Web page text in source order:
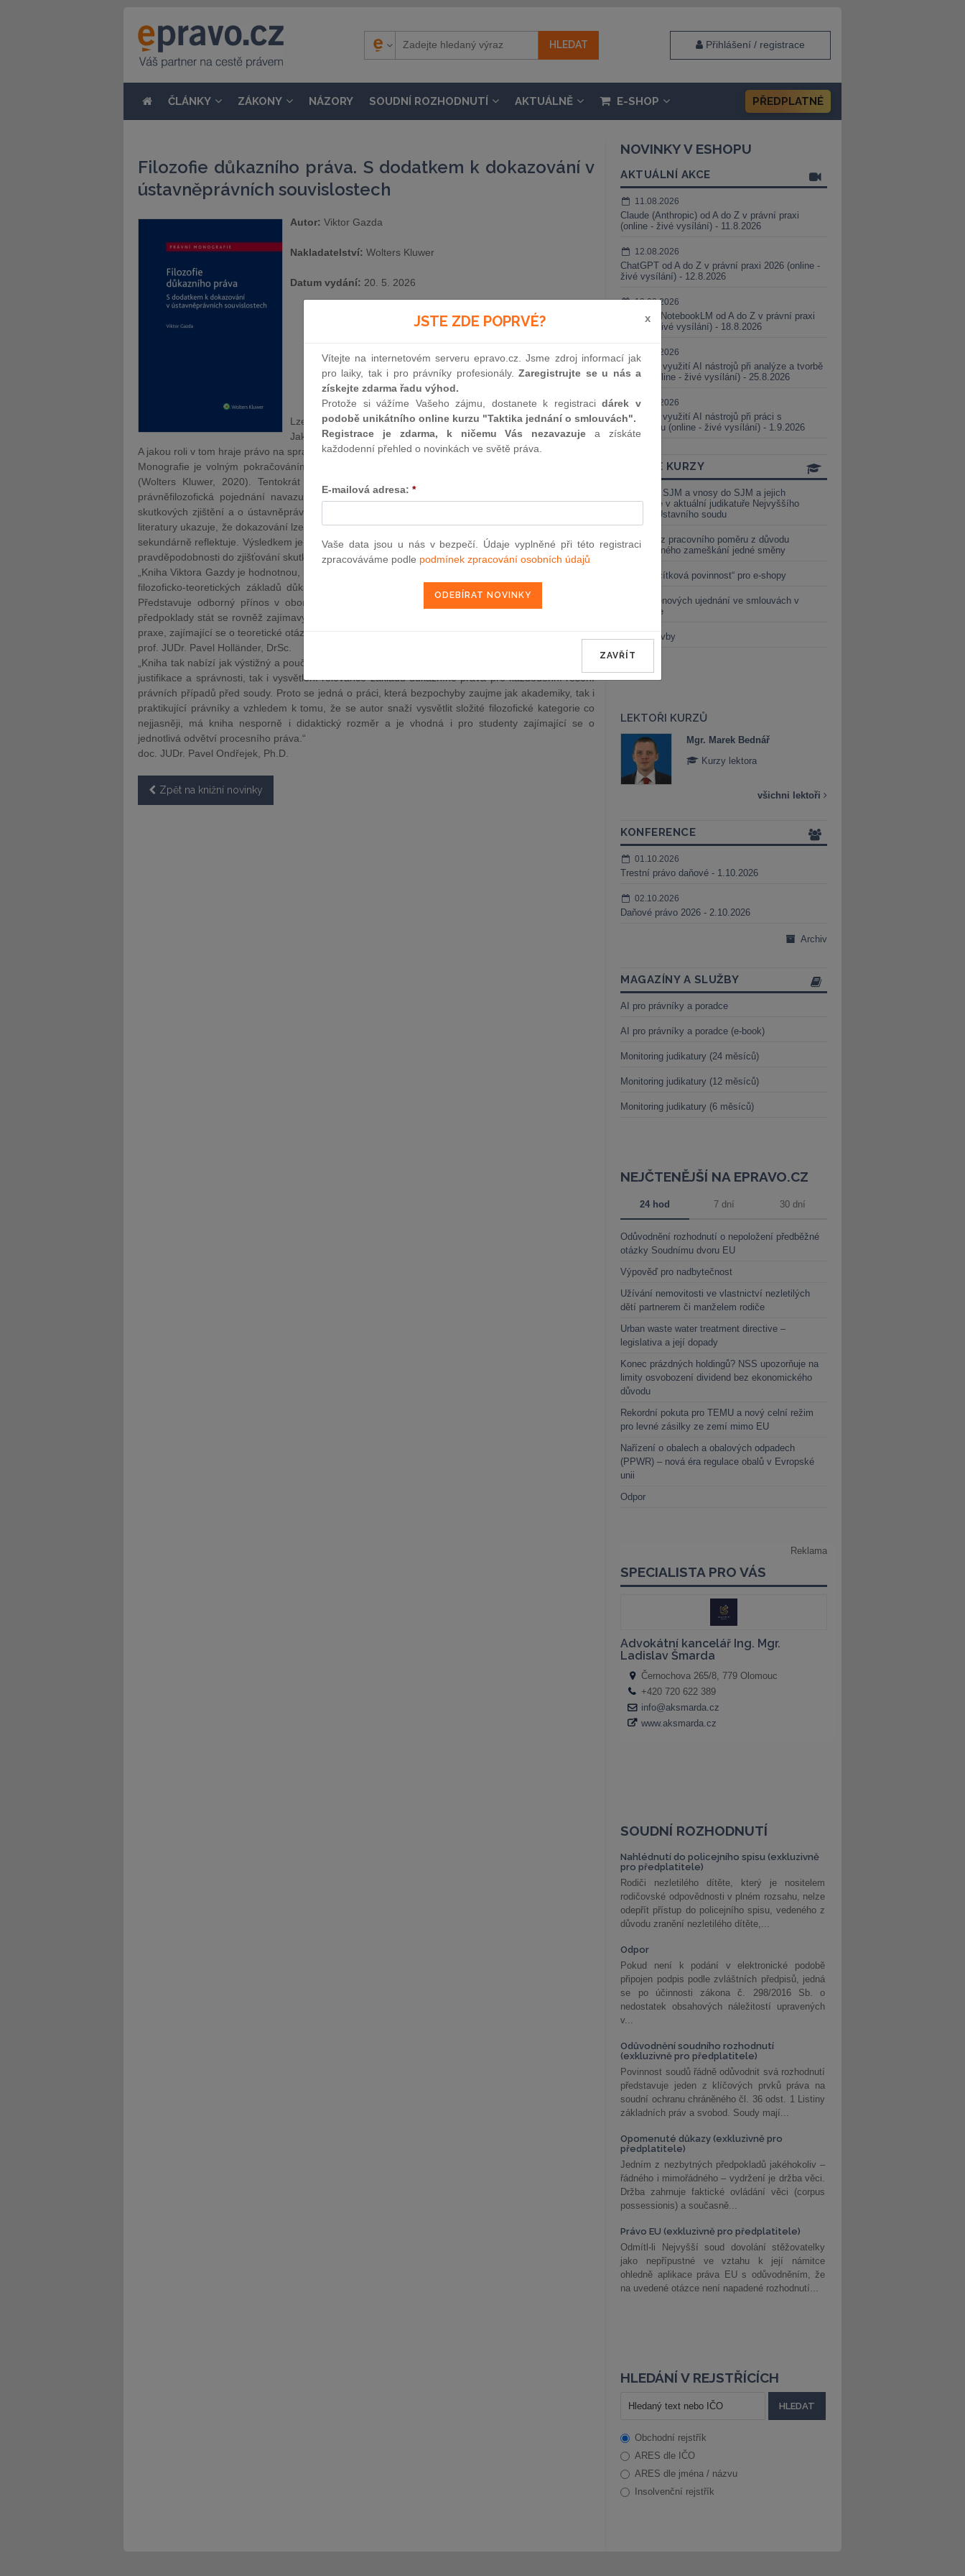
Přihlášení / registrace
ČLÁNKY ZÁKONY NÁZORY SOUDNÍ ROZHODNUTÍ AKTUÁLNĚ E-SHOP PŘEDPLATNÉ
Filozofie důkazního práva. S dodatkem k dokazování v
ústavněprávních souvislostech
Autor: Viktor Gazda
Nakladatelství: Wolters Kluwer
Datum vydání: 20. 5. 2026
KOUPIT
Lze pravděpodobnost skutkového stavu matematicky vyjádřit?
Jaké jsou principy skutkové argumentace a zdůvodňování důkazů?
A jakou roli v tom hraje právo na spravedlivý proces?
Monografie je volným pokračováním autorova knižního debutu Hledání pravdy v civilním procesu
(Wolters Kluwer, 2020). Tentokrát se soustředí na otázku, co je správné důkazní právo. Na
právněfilozofická pojednání navazují kapitoly o skutkové argumentaci, principech odůvodňování
skutkových zjištění a o ústavněprávním rozměru dokazování. Autor s podporou bohaté zahraniční
literatury ukazuje, že dokazování lze primárně vnímat jako epistemologický fenomén, který zákon až
sekundárně reflektuje. Výsledkem je nová teorie správnosti důkazu, která originálně začleňuje teorie
pravděpodobnosti do zjišťování skutkového stavu.
„Kniha Viktora Gazdy je hodnotnou, přínosnou publikací. Je apelem na nutnost vybudování hlubších
filozoficko-teoretických základů důkazního práva. Zároveň je napsána čtivým, poutavým stylem.
Představuje odborný přínos v oborech obecné teorie práva i práva procesního a má všechny
předpoklady stát se rovněž zajímavým titulem pro studenty právnických fakult i pro kolegy z právní
praxe, zajímající se o teoretické otázky oboru.“
prof. JUDr. Pavel Holländer, DrSc.
„Kniha tak nabízí jak výstižný a poučený exkurz k filozofickým kategoriím pravdy, pravděpodobnosti,
justifikace a správnosti, tak i vysvětlení relevance základů důkazního práva pro každodenní řešení
právních případů před soudy. Proto se jedná o práci, která bezpochyby zaujme jak akademiky, tak i
praktikující právníky a vzhledem k tomu, že se autor snaží vysvětlit složité filozofické kategorie co
nejjasněji, má kniha nesporně i didaktický rozměr a je vhodná i pro studenty zajímající se o
jednotlivá odvětví procesního práva.“
doc. JUDr. Pavel Ondřejek, Ph.D.
Zpět na knižní novinky
NOVINKY V ESHOPU
AKTUÁLNÍ AKCE
11.08.2026
Claude (Anthropic) od A do Z v právní praxi
(online - živé vysílání) - 11.8.2026
12.08.2026
ChatGPT od A do Z v právní praxi 2026 (online -
živé vysílání) - 12.8.2026
18.08.2026
Gemini a NotebookLM od A do Z v právní praxi
(online - živé vysílání) - 18.8.2026
25.08.2026
Praktické využití AI nástrojů při analýze a tvorbě
smluv (online - živé vysílání) - 25.8.2026
01.09.2026
Praktické využití AI nástrojů při práci s
judikaturou (online - živé vysílání) - 1.9.2026
ONLINE KURZY
Vnosy ze SJM a vnosy do SJM a jejich
valorizace v aktuální judikatuře Nejvyššího
soudu a Ústavního soudu
Výpověď z pracovního poměru z důvodu
neomluveného zameškání jedné směny
Nová „tlačítková povinnost“ pro e-shopy
Změna cenových ujednání ve smlouvách v
energetice
Černé stavby
LEKTOŘI KURZŮ
JUDr. Tomáš Nielsen
JUDr. Tomáš Sokol
Mgr. Marek Bednář
Kurzy lektora
všichni lektoři
KONFERENCE
01.10.2026
Trestní právo daňové - 1.10.2026
02.10.2026
Daňové právo 2026 - 2.10.2026
Archiv
MAGAZÍNY A SLUŽBY
AI pro právníky a poradce
AI pro právníky a poradce (e-book)
Monitoring judikatury (24 měsíců)
Monitoring judikatury (12 měsíců)
Monitoring judikatury (6 měsíců)
NEJČTENĚJŠÍ NA EPRAVO.CZ
24 hod 7 dní 30 dní
Odůvodnění rozhodnutí o nepoložení předběžné
otázky Soudnímu dvoru EU
Výpověď pro nadbytečnost
Užívání nemovitosti ve vlastnictví nezletilých
dětí partnerem či manželem rodiče
Urban waste water treatment directive –
legislativa a její dopady
Konec prázdných holdingů? NSS upozorňuje na
limity osvobození dividend bez ekonomického
důvodu
Rekordní pokuta pro TEMU a nový celní režim
pro levné zásilky ze zemí mimo EU
Nařízení o obalech a obalových odpadech
(PPWR) – nová éra regulace obalů v Evropské
unii
Odpor
SOUDNÍ ROZHODNUTÍ
Nahlédnutí do policejního spisu (exkluzivně
pro předplatitele)
Rodiči nezletilého dítěte, který je nositelem
rodičovské odpovědnosti v plném rozsahu, nelze
odepřít přístup do policejního spisu, vedeného z
důvodu zranění nezletilého dítěte,...
Odpor
Pokud není k podání v elektronické podobě
připojen podpis podle zvláštních předpisů, jedná
se po účinnosti zákona č. 298/2016 Sb. o
nedostatek obsahových náležitostí upravených
v...
Odůvodnění soudního rozhodnutí
(exkluzivně pro předplatitele)
Povinnost soudů řádně odůvodnit svá rozhodnutí
představuje jeden z klíčových prvků práva na
soudní ochranu chráněného čl. 36 odst. 1 Listiny
základních práv a svobod. Soudy mají...
Opomenuté důkazy (exkluzivně pro
předplatitele)
Jedním z nezbytných předpokladů jakéhokoliv –
řádného i mimořádného – vydržení je držba věci.
Držba zahrnuje faktické ovládání věci (corpus
possessionis) a současně...
Právo EU (exkluzivně pro předplatitele)
Odmítl-li Nejvyšší soud dovolání stěžovatelky
jako nepřípustné ve vztahu k její námitce
ohledně aplikace práva EU s odůvodněním, že
na uvedené otázce není napadené rozhodnutí...
HLEDÁNÍ V REJSTŘÍCÍCH
Obchodní rejstřík
ARES dle IČO
ARES dle jména / názvu
Insolvenční rejstřík
JSTE ZDE POPRVÉ? x
Vítejte na internetovém serveru epravo.cz. Jsme zdroj informací jak
pro laiky, tak i pro právníky profesionály.Zaregistrujte se u nás a
získejte zdarma řadu výhod.
Protože si vážíme Vašeho zájmu, dostanete k registracidárek v
podobě unikátního online kurzu "Taktika jednání o smlouvách".
Registrace je zdarma, k ničemu Vás nezavazuje a získáte
každodenní přehled o novinkách ve světě práva.
E-mailová adresa: *
Vaše data jsou u nás v bezpečí. Údaje vyplněné při této registraci
zpracováváme podle podmínek zpracování osobních údajů
ZAVŘÍT